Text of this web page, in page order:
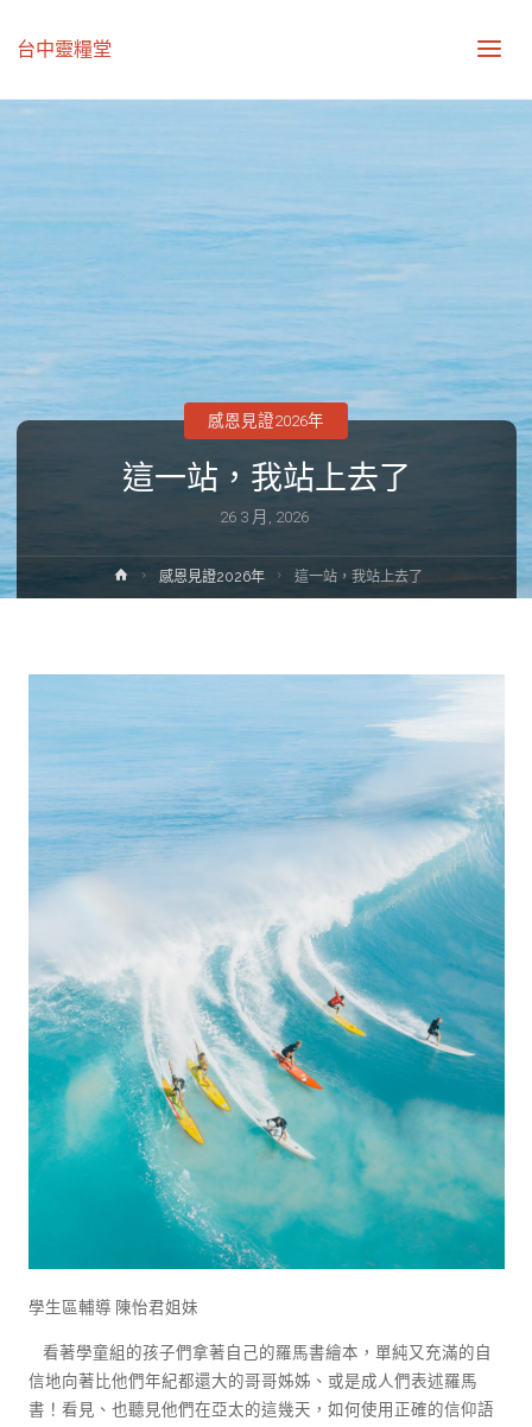
台中靈糧堂
這一站，我站上去了
26 3 月, 2026
感恩見證2026年
感恩見證2026年 這一站，我站上去了
學生區輔導 陳怡君姐妹
看著學童組的孩子們拿著自己的羅馬書繪本，單純又充滿的自
信地向著比他們年紀都還大的哥哥姊姊、或是成人們表述羅馬
書！看見、也聽見他們在亞太的這幾天，如何使用正確的信仰語